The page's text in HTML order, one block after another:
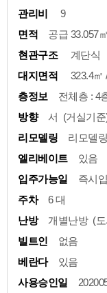
관리비
9
면적
공급 33.057
현관구조
계단식
대지면적
323.4㎡
층정보
전체층 : 4
방향
서 (거실기준
리모델링
리모델
엘리베이트
있음
입주가능일
즉시
주차
6 대
난방
개별난방 (
빌트인
없음
베란다
있음
사용승인일